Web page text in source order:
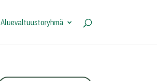
Aluevaltuustoryhmä